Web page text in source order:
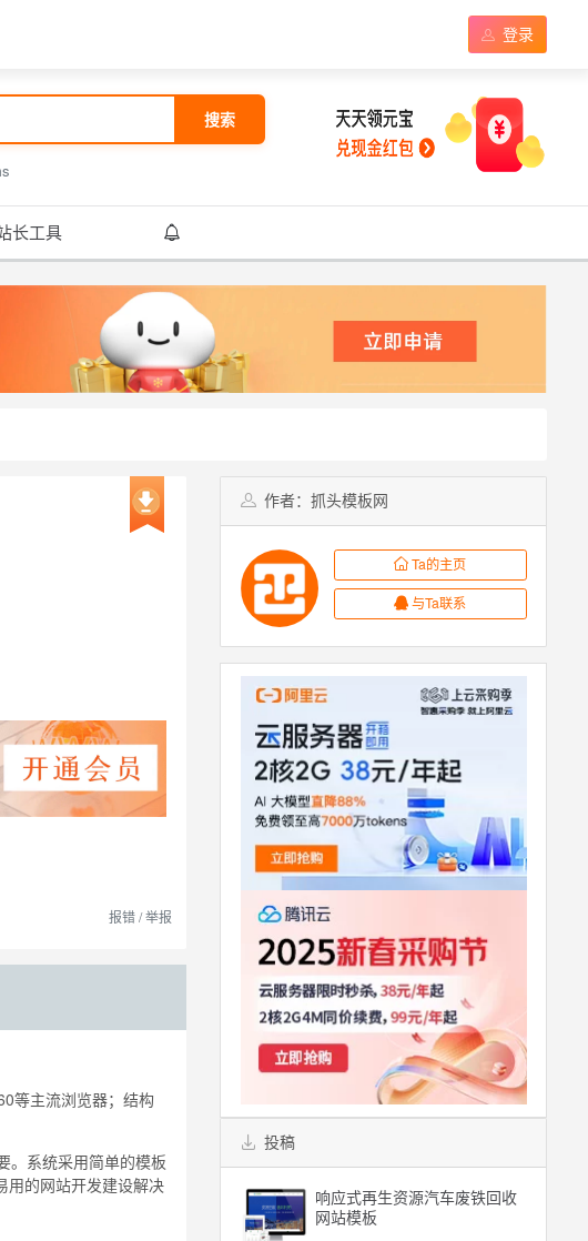
登录
搜索
长工具
报错 / 举报
等主流浏览器；结构
。系统采用简单的模板
用的网站开发建设解决
作者：抓头模板网
Ta的主页
与Ta联系
投稿
响应式再生资源汽车废铁回收
网站模板